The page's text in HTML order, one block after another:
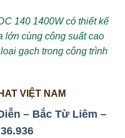
140 1400W có thiết kế
lớn cùng công suất cao
gạch trong công trình
VIỆT NAM
– Bắc Từ Liêm –